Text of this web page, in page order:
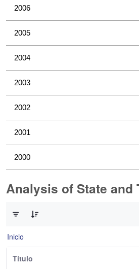
2006
2005
2004
2003
2002
2001
2000
Inicio
Título